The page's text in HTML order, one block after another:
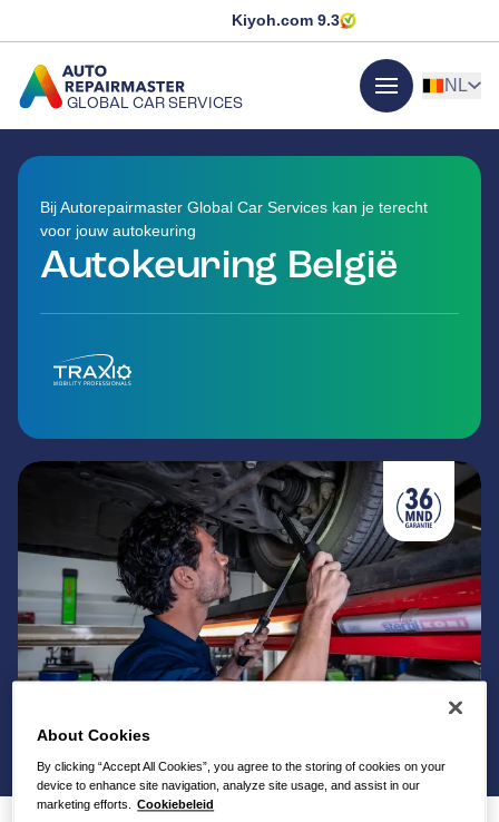
Kiyoh.com 9.3
GLOBAL CAR SERVICES menu
NL
Autokeuring België
Bij Autorepairmaster Global Car Services kan je terecht
voor jouw autokeuring
About Cookies
By clicking “Accept All Cookies”, you agree to the storing of cookies on your
device to enhance site navigation, analyze site usage, and assist in our
marketing efforts. Cookiebeleid